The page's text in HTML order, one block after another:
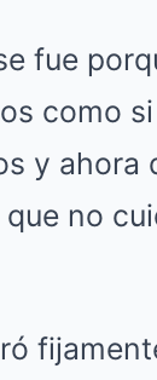
fue
como
y ahora
que no